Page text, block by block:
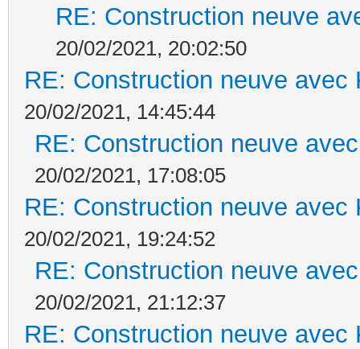
RE: Construction neuve
20/02/2021, 20:02:50
RE: Construction neuve avec
20/02/2021, 14:45:44
RE: Construction neuve
20/02/2021, 17:08:05
RE: Construction neuve avec
20/02/2021, 19:24:52
RE: Construction neuve
20/02/2021, 21:12:37
RE: Construction neuve avec